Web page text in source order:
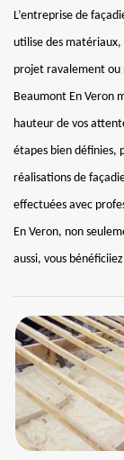
L’entreprise de
utilise des
projet ravalement ou
Beaumont En Veron
hauteur de vos
étapes bien définies,
réalisations de
effectuées avec
En Veron, non
aussi, vous